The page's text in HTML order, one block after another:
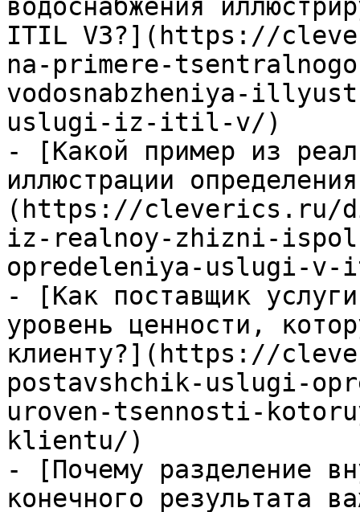
водоснабжения
ITIL V3?](https://
na-primere-
vodosnabzheniya-
uslugi-iz-itil-v/)
- [Какой пример из
иллюстрации
(https://cleverics.ru/
iz-realnoy-zhizni-
opredeleniya-uslugi-
- [Как поставщик
уровень ценности,
клиенту?](https://
postavshchik-uslugi-
uroven-tsennosti-
klientu/)
- [Почему разделение
конечного результата